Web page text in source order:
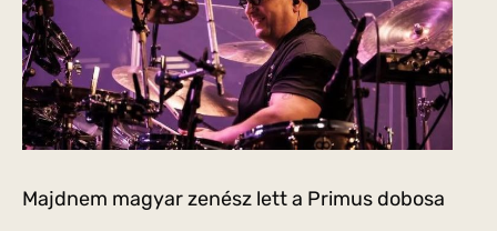
Majdnem magyar zenész lett a Primus dobosa